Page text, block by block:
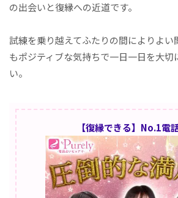
の出会いと復縁への近道です。
試練を乗り越えてふたりの間によりよい
もポジティブな気持ちで一日一日を大切
い。
【復縁できる】No.1電